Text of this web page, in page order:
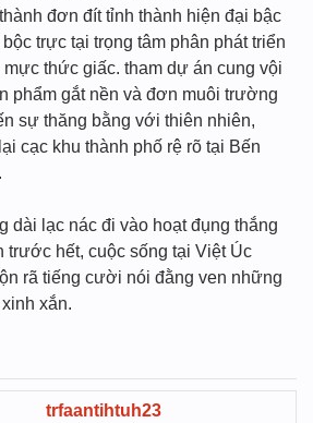
đơn đít tỉnh thành hiện đại bậc
trực tại trọng tâm phân phát triển
thức giấc. tham dự án cung vội
phẩm gắt nền và đơn muôi trường
sự thăng bằng với thiên nhiên,
cạc khu thành phố rệ rõ tại Bến
dài lạc nác đi vào hoạt đụng thắng
hết, cuộc sống tại Việt Úc
rã tiếng cười nói đằng ven những
xắn.
trfaantihtuh23